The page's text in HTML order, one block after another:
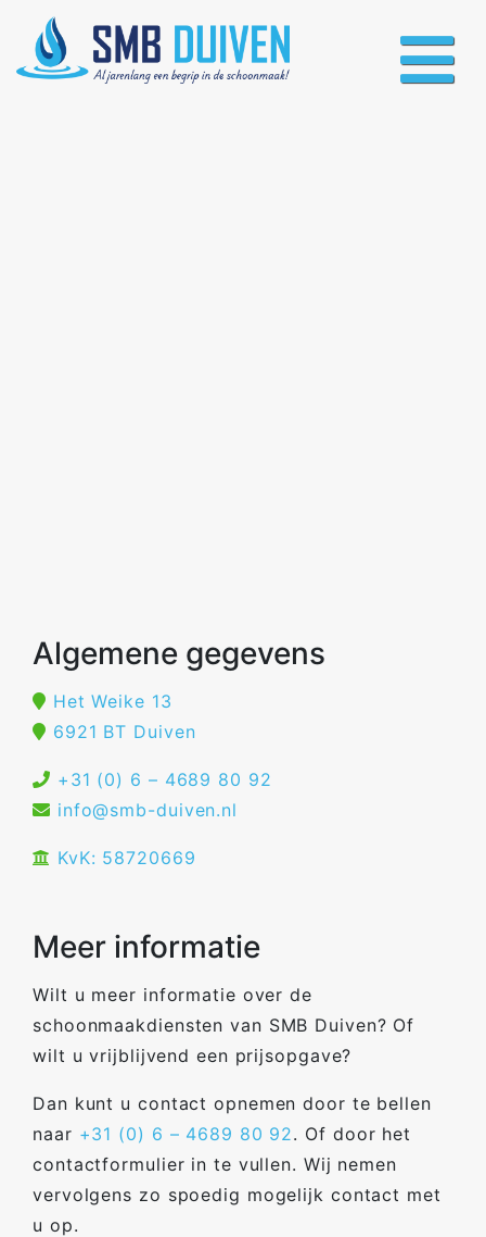
Algemene gegevens
Het Weike 13
6921 BT Duiven
+31 (0) 6 – 4689 80 92
info@smb-duiven.nl
KvK: 58720669
Meer informatie
Wilt u meer informatie over de
schoonmaakdiensten van SMB Duiven? Of
wilt u vrijblijvend een prijsopgave?
Dan kunt u contact opnemen door te bellen
naar +31 (0) 6 – 4689 80 92. Of door het
contactformulier in te vullen. Wij nemen
vervolgens zo spoedig mogelijk contact met
u op.